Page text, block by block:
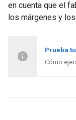
en cuenta que el
los márgenes y
Prueba
Cómo